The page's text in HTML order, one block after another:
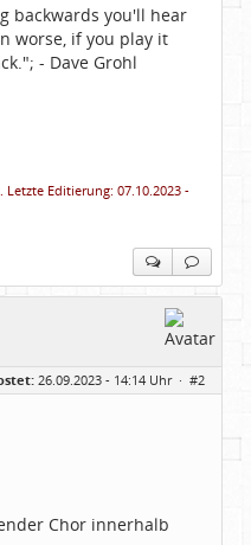
backwards you'll hear
worse, if you play it
- Dave Grohl
Editierung: 07.10.2023 -
26.09.2023 - 14:14 Uhr · #2
Chor innerhalb